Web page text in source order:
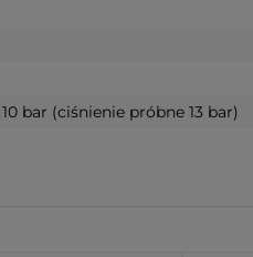
bar (ciśnienie próbne 13 bar)